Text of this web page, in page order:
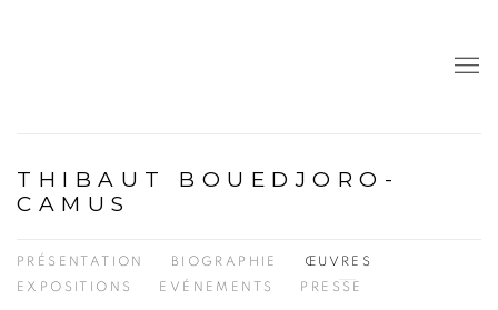
THIBAUT BOUEDJORO-
CAMUS
PRÉSENTATION BIOGRAPHIE
ŒUVRES
EXPOSITIONS
EVÉNEMENTS PRESSE